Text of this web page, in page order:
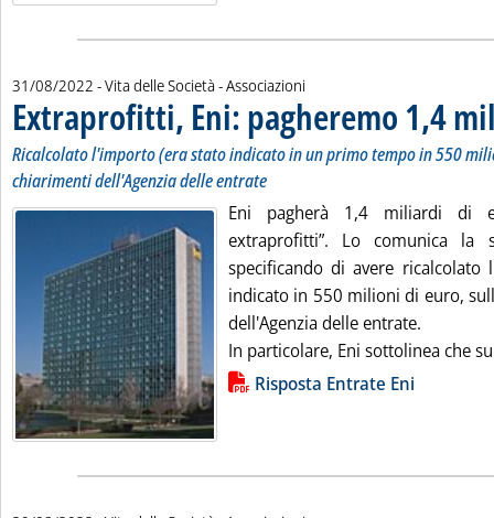
31/08/2022 - Vita delle Società - Associazioni
Extraprofitti, Eni: pagheremo 1,4
Ricalcolato l'importo (era stato indicato in un primo tempo in 550
chiarimenti dell'Agenzia delle entrate
Eni pagherà 1,4 miliardi di
extraprofitti”. Lo comunica la
specificando di avere ricalcolato
indicato in 550 milioni di euro,
dell'Agenzia delle entrate.
In particolare, Eni sottolinea che
Lista allegati PDF alla notiziaRisposta Entrate Eni